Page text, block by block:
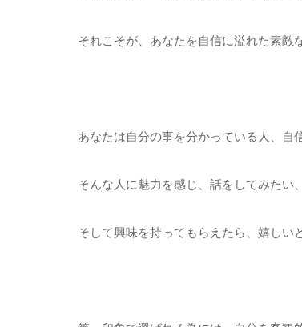
それこそが、あなたを自信に溢れた素敵
あなたは自分の事を分かっている人、自
そんな人に魅力を感じ、話をしてみたい
そして興味を持ってもらえたら、嬉しい